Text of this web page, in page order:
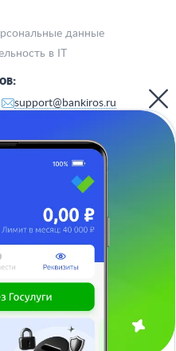
данные
в IT
support@bankiros.ru
17,
файлы, для индивидуализации
веб-сайта. «Cookie»
данных, включающие
сайта. Если вы не согласны с
изменить настройки браузера.